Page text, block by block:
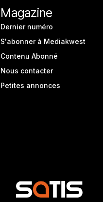
Magazine
Dernier numéro
S'abonner à Mediakwest
Contenu Abonné
Nous contacter
Petites annonces